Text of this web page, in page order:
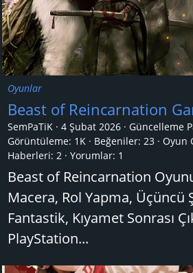
Oyunlar
Beast of Reincarnation
SemPaTiK 4 Şubat 2026 Güncelleme
Görüntüleme: 1K
Beğeniler: 23
Oyun
Haberleri: 2 Yorumlar: 1
Beast of Reincarnation
Macera, Rol Yapma, Üçüncü
Fantastik, Kıyamet Sonrası
PlayStation...